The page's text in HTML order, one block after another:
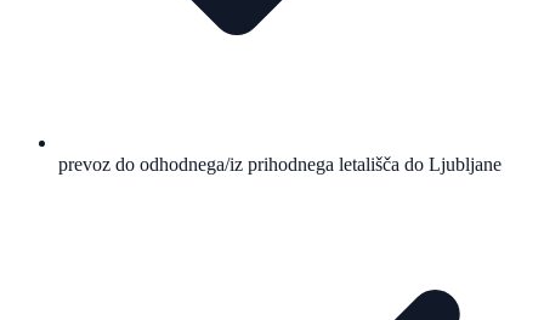
prevoz do odhodnega/iz prihodnega letališča do Ljubljane